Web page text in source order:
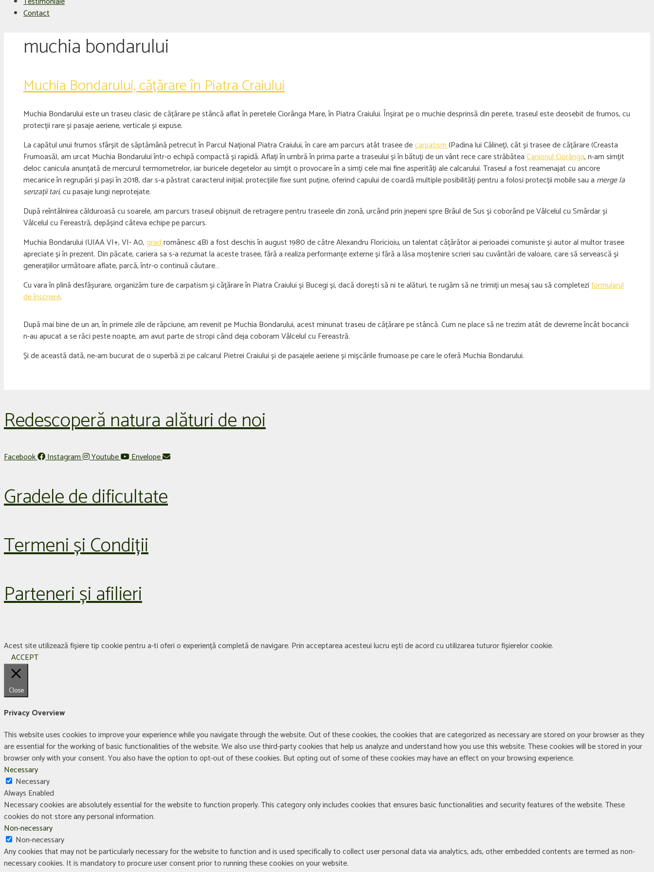
Contact
muchia bondarului
Muchia Bondarului, cățărare în Piatra Craiului
Muchia Bondarului este un traseu clasic de cățărare pe stâncă aflat în peretele Ciorânga Mare, în Piatra Craiului. Înșirat pe o muchie desprinsă din perete, traseul este deosebit de frumos, cu
protecții rare și pasaje aeriene, verticale și expuse.
La capătul unui frumos sfârșit de săptămână petrecut în Parcul Național Piatra Craiului, în care am parcurs atât trasee decarpatism(Padina lui Călineț), cât și trasee de cățărare (Creasta
Frumoasă), am urcat Muchia Bondarului într-o echipă compactă și rapidă. Aflați în umbră în prima parte a traseului și în bătuți de un vânt rece care străbăteaCanionul Ciorânga, n-am simțit
deloc canicula anunțată de mercurul termometrelor, iar buricele degetelor au simțit o provocare în a simți cele mai fine asperități ale calcarului. Traseul a fost reamenajat cu ancore
mecanice în regrupări și pași în 2018, dar s-a păstrat caracterul inițial; protecțiile fixe sunt puține, oferind capului de coardă multiple posibilități pentru a folosi protecții mobile sau a merge la
senzații tari, cu pasaje lungi neprotejate.
După reîntâlnirea călduroasă cu soarele, am parcurs traseul obișnuit de retragere pentru traseele din zonă, urcând prin jnepeni spre Brâul de Sus și coborând pe Vâlcelul cu Smârdar și
Vâlcelul cu Fereastră, depășind câteva echipe pe parcurs.
Muchia Bondarului (UIAA VI+, VI- A0,gradromânesc 4B) a fost deschis în august 1980 de către Alexandru Floricioiu, un talentat cățărător ai perioadei comuniste și autor al multor trasee
apreciate și în prezent. Din păcate, cariera sa s-a rezumat la aceste trasee, fără a realiza performanțe externe și fără a lăsa moștenire scrieri sau cuvântări de valoare, care să servească și
generațiilor următoare aflate, parcă, într-o continuă căutare…
Cu vara în plină desfășurare, organizăm ture de carpatism și cățărare în Piatra Craiului și Bucegi și, dacă dorești să ni te alături, te rugăm să ne trimiți un mesaj sau să completeziformularul
de înscriere.
După mai bine de un an, în primele zile de răpciune, am revenit pe Muchia Bondarului, acest minunat traseu de cățărare pe stâncă. Cum ne place să ne trezim atât de devreme încât bocancii
n-au apucat a se răci peste noapte, am avut parte de stropi când deja coboram Vâlcelul cu Fereastră.
Și de această dată, ne-am bucurat de o superbă zi pe calcarul Pietrei Craiului și de pasajele aeriene și mișcările frumoase pe care le oferă Muchia Bondarului.
Redescoperă natura alături de noi
Facebook Instagram Youtube Envelope
Gradele de dificultate
Termeni și Condiții
Parteneri și afilieri
Acest site utilizează fișiere tip cookie pentru a-ti oferi o experiență completă de navigare. Prin acceptarea acesteui lucru ești de acord cu utilizarea tuturor fișierelor cookie.
ACCEPT
Close
Privacy Overview
This website uses cookies to improve your experience while you navigate through the website. Out of these cookies, the cookies that are categorized as necessary are stored on your browser as they
are essential for the working of basic functionalities of the website. We also use third-party cookies that help us analyze and understand how you use this website. These cookies will be stored in your
browser only with your consent. You also have the option to opt-out of these cookies. But opting out of some of these cookies may have an effect on your browsing experience.
Necessary
Necessary
Always Enabled
Necessary cookies are absolutely essential for the website to function properly. This category only includes cookies that ensures basic functionalities and security features of the website. These
cookies do not store any personal information.
Non-necessary
Non-necessary
Any cookies that may not be particularly necessary for the website to function and is used specifically to collect user personal data via analytics, ads, other embedded contents are termed as non-
necessary cookies. It is mandatory to procure user consent prior to running these cookies on your website.